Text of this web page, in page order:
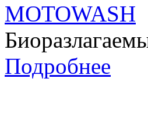
MOTOWASH
Подробнее